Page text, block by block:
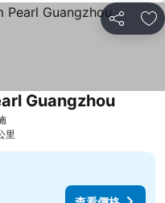
分享 加
查看價格
Guangzhou查看價格
里